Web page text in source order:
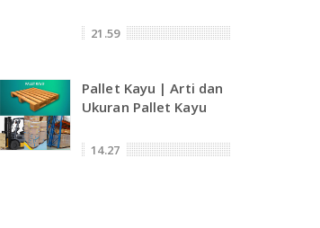
21.59
Pallet Kayu | Arti dan
Ukuran Pallet Kayu
14.27